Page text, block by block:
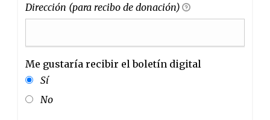
Dirección (para recibo de donación)
Me gustaría recibir el boletín digital
Me gustaría recibir el boletín digital
Sí
No